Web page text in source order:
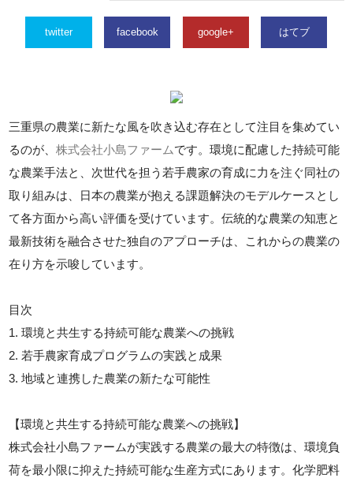
twitter facebook google+ はてブ
三重県の農業に新たな風を吹き込む存在として注目を集めてい
るのが、株式会社小島ファームです。環境に配慮した持続可能
な農業手法と、次世代を担う若手農家の育成に力を注ぐ同社の
取り組みは、日本の農業が抱える課題解決のモデルケースとし
て各方面から高い評価を受けています。伝統的な農業の知恵と
最新技術を融合させた独自のアプローチは、これからの農業の
在り方を示唆しています。
目次
1. 環境と共生する持続可能な農業への挑戦
2. 若手農家育成プログラムの実践と成果
3. 地域と連携した農業の新たな可能性
【環境と共生する持続可能な農業への挑戦】
株式会社小島ファームが実践する農業の最大の特徴は、環境負
荷を最小限に抑えた持続可能な生産方式にあります。化学肥料